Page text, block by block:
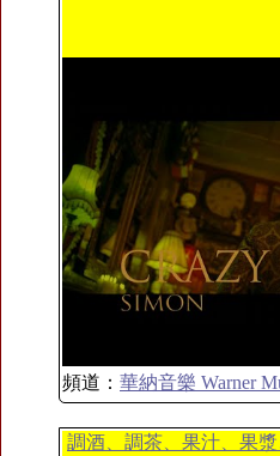
頻道： 華納音樂 Warner
調酒、調茶、果汁、果